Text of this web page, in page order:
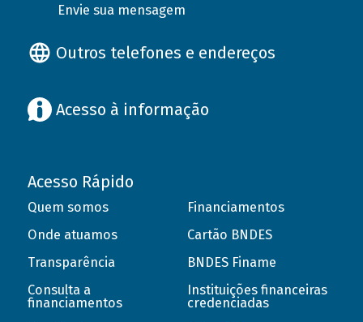
Envie sua mensagem
Outros telefones e endereços
Acesso à informação
Acesso Rápido
Quem somos
Onde atuamos
Transparência
Consulta a
financiamentos
Financiamentos
Cartão BNDES
BNDES Finame
Instituições financeiras
credenciadas